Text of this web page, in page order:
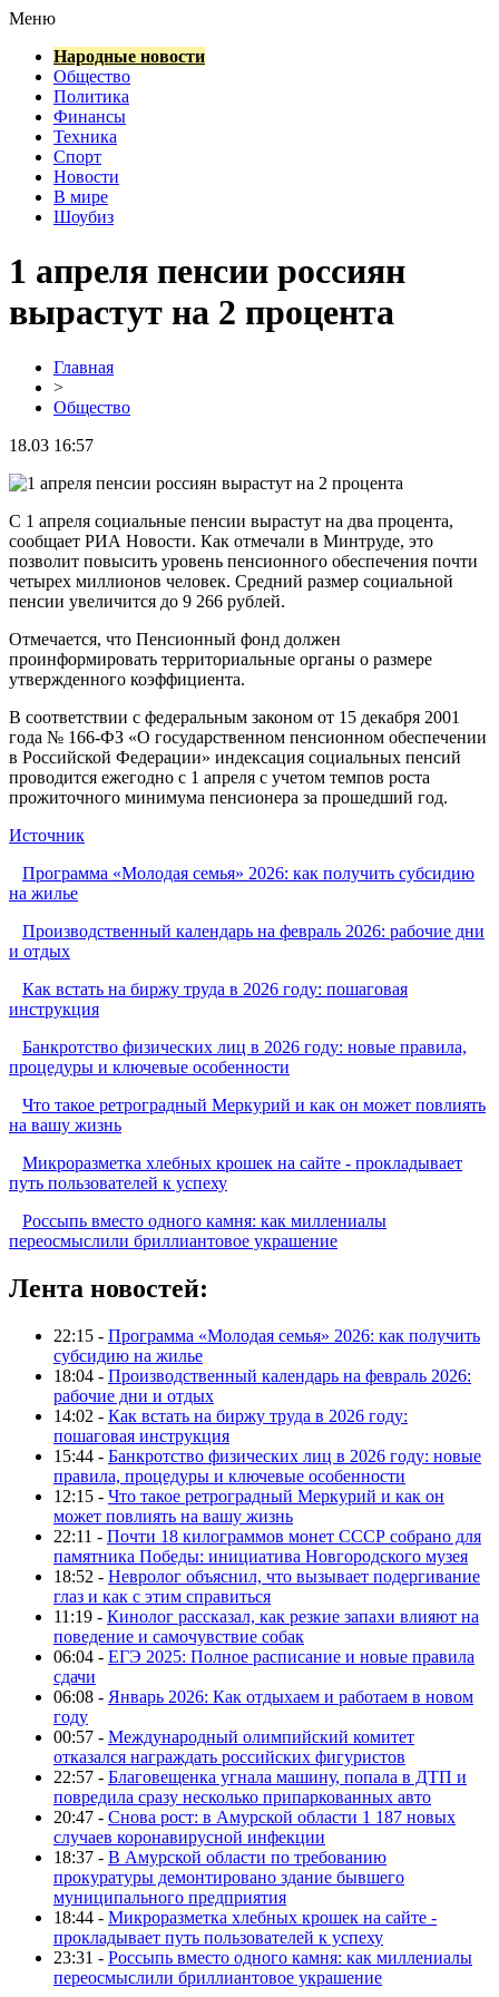
Меню
Народные новости
Общество
Политика
Финансы
Техника
Спорт
Новости
В мире
Шоубиз
1 апреля пенсии россиян
вырастут на 2 процента
Главная
>
Общество
18.03 16:57
С 1 апреля социальные пенсии вырастут на два процента,
сообщает РИА Новости. Как отмечали в Минтруде, это
позволит повысить уровень пенсионного обеспечения почти
четырех миллионов человек. Средний размер социальной
пенсии увеличится до 9 266 рублей.
Отмечается, что Пенсионный фонд должен
проинформировать территориальные органы о размере
утвержденного коэффициента.
В соответствии с федеральным законом от 15 декабря 2001
года № 166-ФЗ «О государственном пенсионном обеспечении
в Российской Федерации» индексация социальных пенсий
проводится ежегодно с 1 апреля с учетом темпов роста
прожиточного минимума пенсионера за прошедший год.
Источник
Программа «Молодая семья» 2026: как получить субсидию
на жилье
Производственный календарь на февраль 2026: рабочие дни
и отдых
Как встать на биржу труда в 2026 году: пошаговая
инструкция
Банкротство физических лиц в 2026 году: новые правила,
процедуры и ключевые особенности
Что такое ретроградный Меркурий и как он может повлиять
на вашу жизнь
Микроразметка хлебных крошек на сайте - прокладывает
путь пользователей к успеху
Россыпь вместо одного камня: как миллениалы
переосмыслили бриллиантовое украшение
Лента новостей:
22:15 - Программа «Молодая семья» 2026: как получить
субсидию на жилье
18:04 - Производственный календарь на февраль 2026:
рабочие дни и отдых
14:02 - Как встать на биржу труда в 2026 году:
пошаговая инструкция
15:44 - Банкротство физических лиц в 2026 году: новые
правила, процедуры и ключевые особенности
12:15 - Что такое ретроградный Меркурий и как он
может повлиять на вашу жизнь
22:11 - Почти 18 килограммов монет СССР собрано для
памятника Победы: инициатива Новгородского музея
18:52 - Невролог объяснил, что вызывает подергивание
глаз и как с этим справиться
11:19 - Кинолог рассказал, как резкие запахи влияют на
поведение и самочувствие собак
06:04 - ЕГЭ 2025: Полное расписание и новые правила
сдачи
06:08 - Январь 2026: Как отдыхаем и работаем в новом
году
00:57 - Международный олимпийский комитет
отказался награждать российских фигуристов
22:57 - Благовещенка угнала машину, попала в ДТП и
повредила сразу несколько припаркованных авто
20:47 - Снова рост: в Амурской области 1 187 новых
случаев коронавирусной инфекции
18:37 - В Амурской области по требованию
прокуратуры демонтировано здание бывшего
муниципального предприятия
18:44 - Микроразметка хлебных крошек на сайте -
прокладывает путь пользователей к успеху
23:31 - Россыпь вместо одного камня: как миллениалы
переосмыслили бриллиантовое украшение